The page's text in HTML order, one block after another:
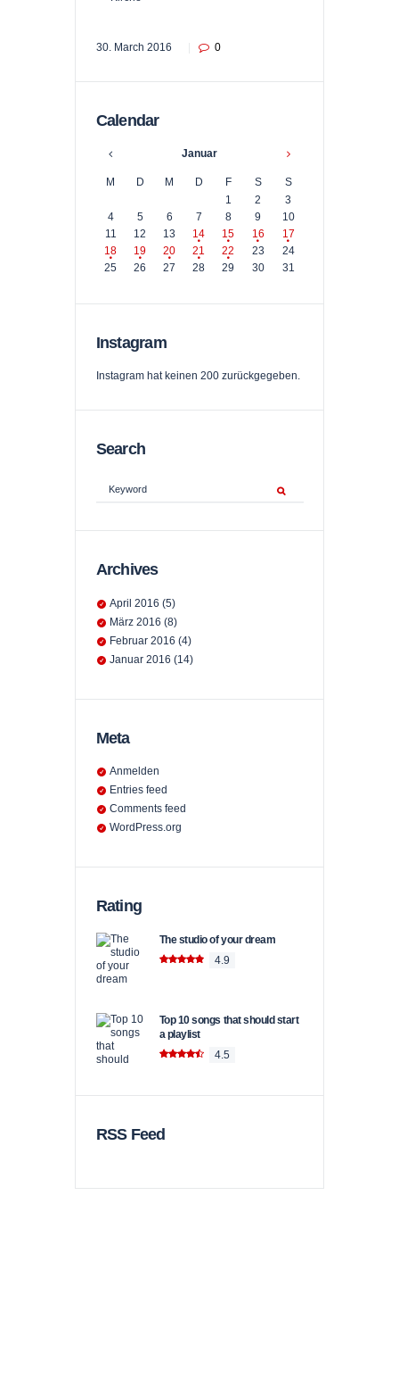
30. March 2016 0
Calendar
Januar
M D M D F S
S
1
2
3
4
5 6 7 8 9
10
11
12 13 14 15 16
17
18
19 20 21 22 23
24
25
26 27 28 29 30 31
Instagram
Instagram hat keinen 200 zurückgegeben.
Search
Archives
April2016 (5)
März2016 (8)
Februar2016 (4)
Januar2016 (14)
Meta
Anmelden
Entries feed
Comments feed
WordPress.org
Rating
The studio of your dream
4.9
Top 10 songs that should start
a playlist
4.5
RSS Feed